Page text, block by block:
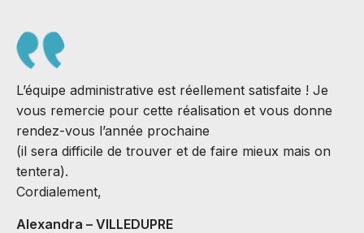
L’équipe administrative est réellement satisfaite ! Je
vous remercie pour cette réalisation et vous donne
rendez-vous l’année prochaine
(il sera difficile de trouver et de faire mieux mais on
tentera).
Cordialement,
Alexandra – VILLEDUPRE